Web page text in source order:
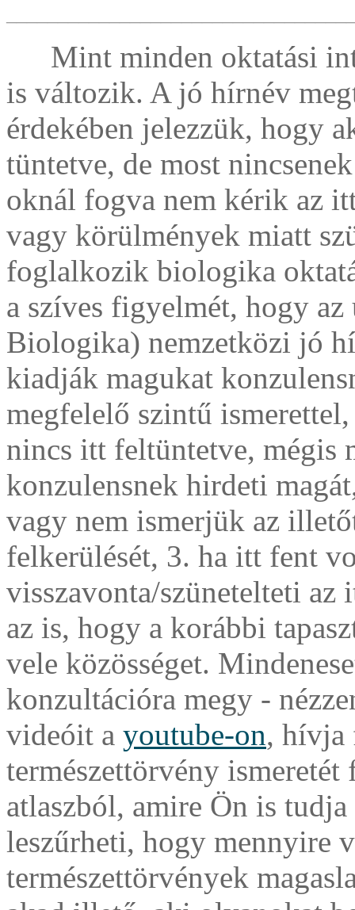
Mint minden oktatási
is változik. A jó hírnév
érdekében jelezzük, hogy
tüntetve, de most
oknál fogva nem kérik az
vagy körülmények miatt
foglalkozik biologika
a szíves figyelmét, hogy
Biologika) nemzetközi jó
kiadják magukat
megfelelő szintű
nincs itt feltüntetve, mégis
konzulensnek hirdeti
vagy nem ismerjük az
felkerülését, 3. ha itt fent
visszavonta/szünetelteti az
az is, hogy a korábbi
vele közösséget.
konzultációra megy -
videóit a youtube-on, hívja
természettörvény
atlaszból, amire Ön is
leszűrheti, hogy mennyire
természettörvények